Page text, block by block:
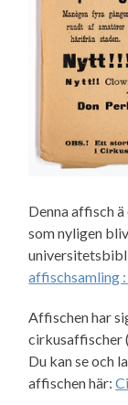
Denna affisch
som nyligen
affischsamling
Affischen har
cirkusaffischer
Du kan se och
affischen här: